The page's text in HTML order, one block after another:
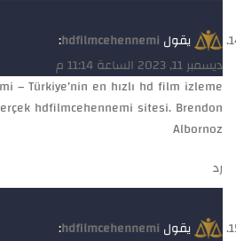
يقول hdfilmcehennemi
:
ديسمبر 11, 2023 الساعة 11:14 م
– Türkiye’nin en hızlı hd film izleme
hdfilmcehennemi sitesi. Brendon
Albornoz
رد
يقول hdfilmcehennemi
: